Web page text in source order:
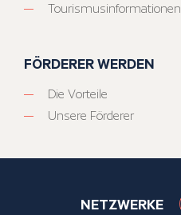
Tourismusinformationen
FÖRDERER WERDEN
Die Vorteile
Unsere Förderer
NETZWERKE